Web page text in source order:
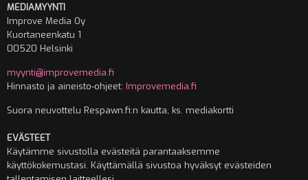
MEDIAMYYNTI
Improve Media Oy
Kuortaneenkatu 1
00520 Helsinki
myynti@improvemedia.fi
Hinnasto ja aineisto-ohjeet: Improvemedia.fi
Suora neuvottelu Respawn.fi:n kautta, ks. mediakortti
EVÄSTEET
Käytämme sivustolla evästeitä parantaaksemme
käyttökokemustasi. Käyttämällä sivustoa hyväksyt evästeiden